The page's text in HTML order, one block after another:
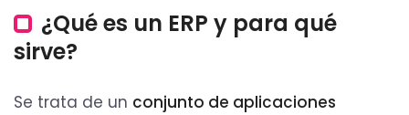
¿Qué es un ERP y para qué
sirve?
Se trata de un conjunto de aplicaciones